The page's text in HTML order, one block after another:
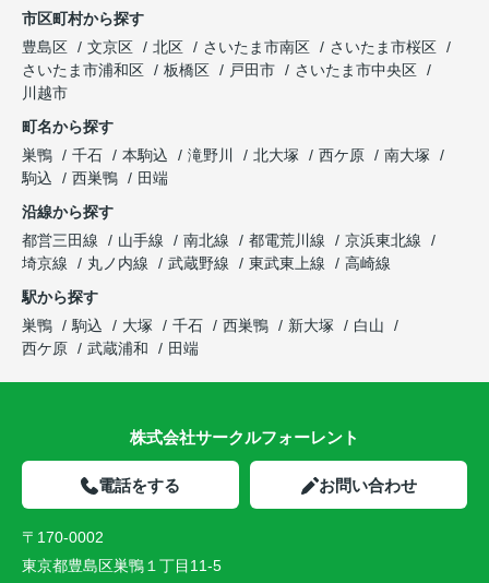
市区町村から探す
豊島区
文京区 北区 さいたま市南区
さいたま市桜区
さいたま市浦和区
板橋区 戸田市
さいたま市中央区
川越市
町名から探す
巣鴨
千石 本駒込 滝野川 北大塚 西ケ原
南大塚
駒込
西巣鴨
田端
沿線から探す
都営三田線
山手線 南北線 都電荒川線
京浜東北線
埼京線
丸ノ内線 武蔵野線 東武東上線
高崎線
駅から探す
巣鴨
駒込 大塚 千石 西巣鴨 新大塚
白山
西ケ原
武蔵浦和 田端
株式会社サークルフォーレント
電話をする お問い合わせ
〒170-0002
東京都豊島区巣鴨１丁目11-5